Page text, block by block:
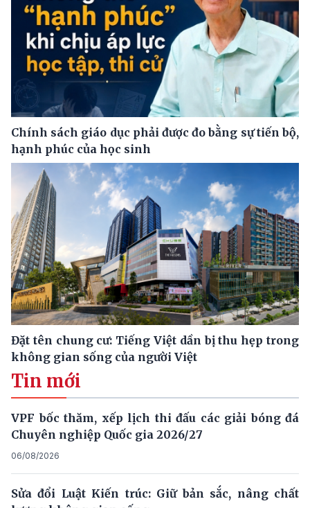
Chính sách giáo dục phải được đo bằng sự tiến bộ,
hạnh phúc của học sinh
Đặt tên chung cư: Tiếng Việt dần bị thu hẹp trong
không gian sống của người Việt
Tin mới
VPF bốc thăm, xếp lịch thi đấu các giải bóng đá
Chuyên nghiệp Quốc gia 2026/27
06/08/2026
Sửa đổi Luật Kiến trúc: Giữ bản sắc, nâng chất